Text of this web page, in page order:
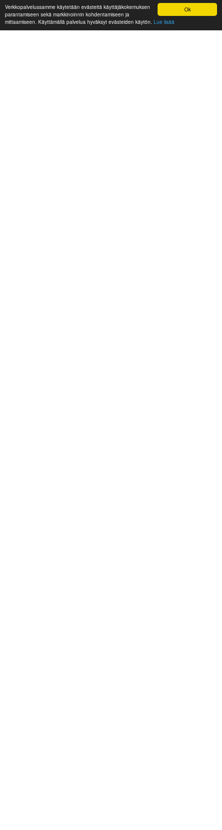
Ok
Verkkopalvelussamme käytetään evästeitä käyttäjäkokemuksen
parantamiseen sekä markkinoinnin kohdentamiseen ja
mittaamiseen. Käyttämällä palvelua hyväksyt evästeiden käytön. Lue lisää